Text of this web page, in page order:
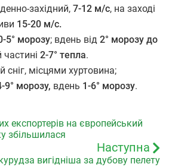
західний, 7-12 м/с, на заході
15-20 м/с.
5° морозу; вдень від 2° морозу до
частині 2-7° тепла.
сніг, місцями хуртовина;
9° морозу, вдень 1-6° морозу.
експортерів на європейський
збільшилася
Наступна
вигідніша за дубову пелету